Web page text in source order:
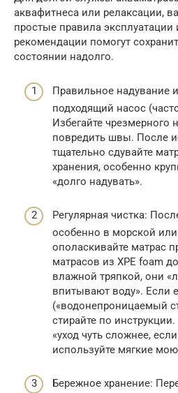
аквафитнеса или релаксации,
простые правила эксплуатации
рекомендации помогут
состоянии надолго.
Правильное надувание
подходящий насос
Избегайте чрезмерного
повредить швы. После
тщательно сдувайте
хранения, особенно
«долго надувать».
Регулярная чистка:
особенно в морской
ополаскивайте матрас
матрасов из XPE foam
влажной тряпкой, они
впитывают воду». Если
(«водонепроницаемый
стирайте по
«уход чуть сложнее,
используйте мягкие
Бережное хранение: